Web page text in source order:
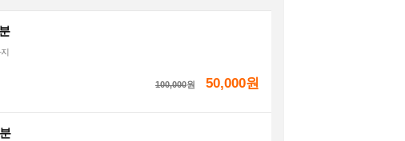
100,000원 50,000원